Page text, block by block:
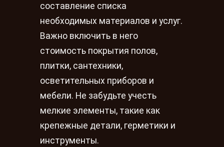
составление списка
необходимых материалов и услуг.
Важно включить в него
стоимость покрытия полов,
плитки, сантехники,
осветительных приборов и
мебели. Не забудьте учесть
мелкие элементы, такие как
крепежные детали, герметики и
инструменты.